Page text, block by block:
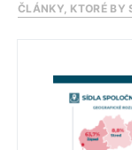
ČLÁNKY, KTORÉ BY